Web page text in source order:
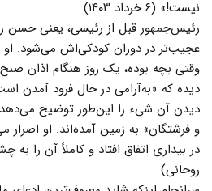
نیست!» (۶ خرداد ۱۴۰۳)
رئیس‌جمهورِ قبل از رئیسی، یعنی حسن
عجیب‌تر در دوران کودکی‌اش می‌شود. او
وقتی بچه بوده، یک روز هنگام اذان
دیده که «به‌آرامی در حال فرود آمدن
دیدن آن شیء را این‌طور توضیح
و فرشتگان» به زمین آمده‌اند. او اصرار
در بیداری اتفاق افتاد و کاملاً آن را
روحانی)